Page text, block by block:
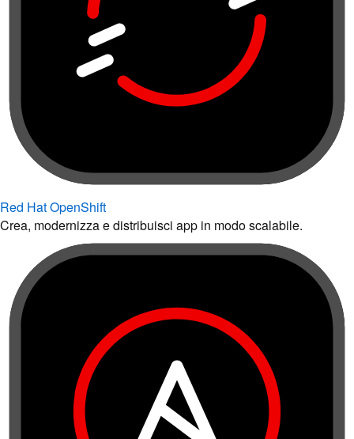
Red Hat OpenShift
Crea, modernizza e distribuisci app in modo scalabile.